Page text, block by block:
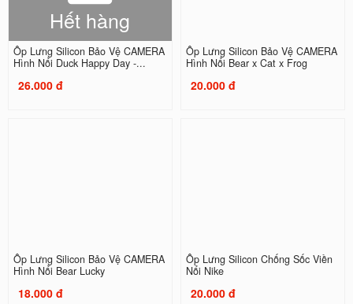
Hết hàng
Ốp Lưng Silicon Bảo Vệ CAMERA
Hình Nổi Duck Happy Day -...
26.000 đ
Ốp Lưng Silicon Bảo Vệ CAMERA
Hình Nổi Bear x Cat x Frog
20.000 đ
Ốp Lưng Silicon Bảo Vệ CAMERA
Hình Nổi Bear Lucky
18.000 đ
Ốp Lưng Silicon Chống Sốc Viền
Nổi Nike
20.000 đ